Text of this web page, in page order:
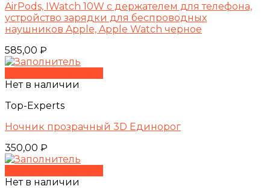
AirPods, IWatch 10W с держателем для телефона,
устройство зарядки для беспроводных
наушников Apple, Apple Watch черное
585,00 ₽
Нет в наличии
Top-Experts
Ночник прозрачный 3D Единорог
350,00 ₽
Нет в наличии